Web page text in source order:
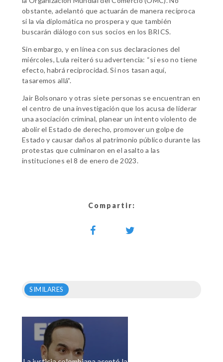
obstante, adelantó que actuarán de manera recíproca
si la vía diplomática no prospera y que también
buscarán diálogo con sus socios en los BRICS.
Sin embargo, y en línea con sus declaraciones del
miércoles, Lula reiteró su advertencia: “si eso no tiene
efecto, habrá reciprocidad. Si nos tasan aquí,
tasaremos allá”.
Jair Bolsonaro y otras siete personas se encuentran en
el centro de una investigación que los acusa de liderar
una asociación criminal, planear un intento violento de
abolir el Estado de derecho, promover un golpe de
Estado y causar daños al patrimonio público durante las
protestas que culminaron en el asalto a las
instituciones el 8 de enero de 2023.
Compartir:
SIMILARES